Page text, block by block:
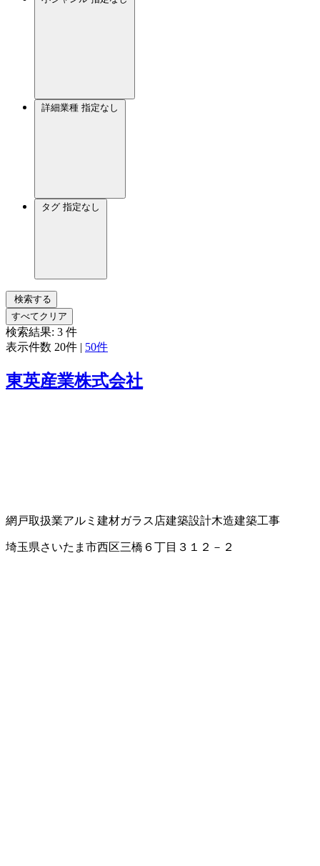
詳細業種 指定なし
タグ 指定なし
検索する
すべてクリア
検索結果: 3 件
表示件数 20件 | 50件
東英産業株式会社
網戸取扱業アルミ建材ガラス店建築設計木造建築工事
埼玉県さいたま市西区三橋６丁目３１２－２